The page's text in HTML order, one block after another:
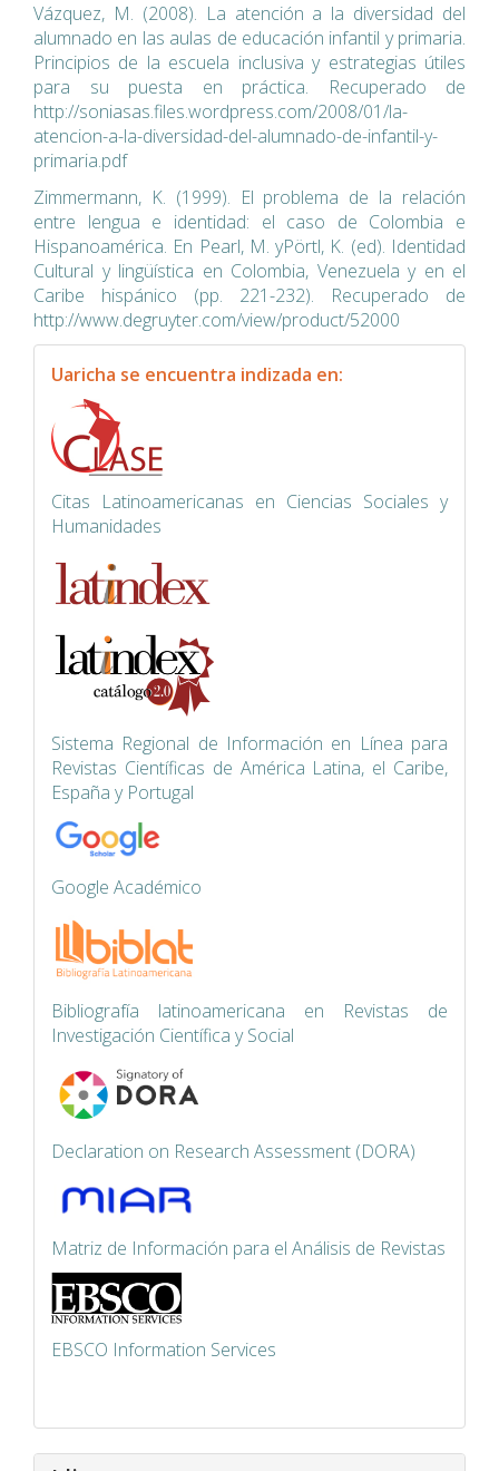
Vázquez, M. (2008). La atención a la diversidad del
alumnado en las aulas de educación infantil y primaria.
Principios de la escuela inclusiva y estrategias útiles
para su puesta en práctica. Recuperado de
http://soniasas.files.wordpress.com/2008/01/la-
atencion-a-la-diversidad-del-alumnado-de-infantil-y-
primaria.pdf
Zimmermann, K. (1999). El problema de la relación
entre lengua e identidad: el caso de Colombia e
Hispanoamérica. En Pearl, M. yPörtl, K. (ed). Identidad
Cultural y lingüística en Colombia, Venezuela y en el
Caribe hispánico (pp. 221-232). Recuperado de
http://www.degruyter.com/view/product/52000
indexacion
Uaricha se encuentra indizada en:
Citas Latinoamericanas en Ciencias Sociales y
Humanidades
Sistema Regional de Información en Línea para
Revistas Científicas de América Latina, el Caribe,
España y Portugal
Google Académico
Bibliografía latinoamericana en Revistas de
Investigación Científica y Social
Declaration on Research Assessment (DORA)
Matriz de Información para el Análisis de Revistas
EBSCO Information Services